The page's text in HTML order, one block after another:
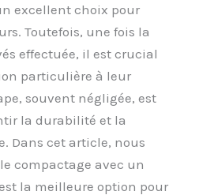
excellent choix pour
Toutefois, une fois la
effectuée, il est crucial
particulière à leur
souvent négligée, est
la durabilité et la
Dans cet article, nous
compactage avec un
la meilleure option pour